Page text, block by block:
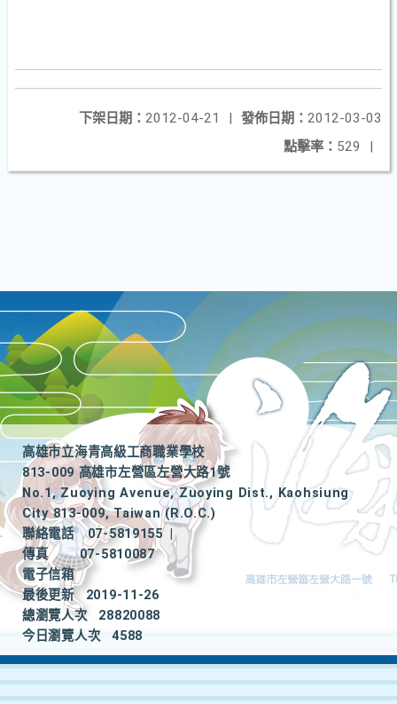
發佈日期： 2012-03-03
下架日期： 2012-04-21
|
點擊率： 529 |
高雄市立海青高級工商職業學校
813-009 高雄市左營區左營大路1號
No.1, Zuoying Avenue, Zuoying Dist., Kaohsiung
City 813-009, Taiwan (R.O.C.)
聯絡電話
07-5819155
|
傳真
07-5810087
電子信箱
最後更新
2019-11-26
總瀏覽人次
28820088
今日瀏覽人次
4588